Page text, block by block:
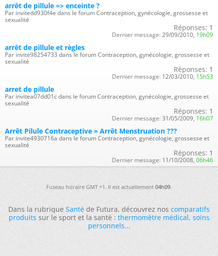
arrêt de pillule => enceinte ?
Par invitedd930f4e dans le forum Contraception, gynécologie, grossesse et
sexualité
Réponses: 1
Dernier message: 29/09/2010, 19h09
arrêt de pillule et règles
Par invite98254733 dans le forum Contraception, gynécologie, grossesse et
sexualité
Réponses: 1
Dernier message: 12/03/2010, 15h53
arret de pillule
Par invitea07dd01c dans le forum Contraception, gynécologie, grossesse et
sexualité
Réponses: 1
Dernier message: 31/05/2009, 16h07
Arrêt Pilule Contraceptive = Arrêt Menstruation ???
Par invite4930716a dans le forum Contraception, gynécologie, grossesse et
sexualité
Réponses: 1
Dernier message: 11/10/2008, 06h46
Fuseau horaire GMT +1. Il est actuellement04h09.
Dans la rubriqueSantéde Futura, découvrez noscomparatifs
produitssur le sport et la santé :thermomètre médical,soins
personnels...